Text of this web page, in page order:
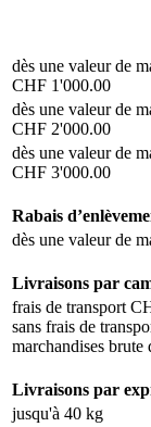
dès une valeur de
CHF 1'000.00
dès une valeur de
CHF 2'000.00
dès une valeur de
CHF 3'000.00
Rabais
dès une valeur de
Livraisons par
frais de transport
sans frais de
marchandises brute
Livraisons par
jusqu'à 40 kg